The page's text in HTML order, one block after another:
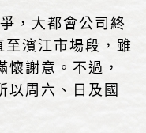
，大都會公司終
濱江市場段，雖
懷謝意。不過，
以周六、日及國